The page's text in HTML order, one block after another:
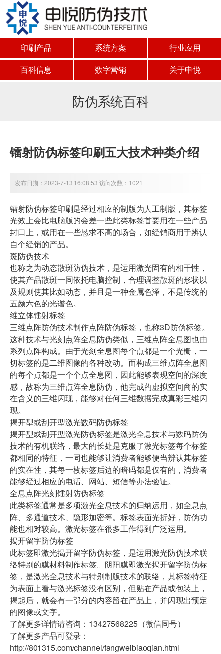
印刷产品 系统方案
行业应用
百科信息
数字营销 关于申悦
防伪系统百科
镭射防伪标签印刷五大技术种类介绍
发布日期：2023-7-13 16:08:53 访问次数：1021
镭射防伪标签印刷是经过相应的制版为人工制版，其标签
光效上会比电脑版的会差一些此类标签首要用在一些产品
封口上，或用在一些恳求不高的场合，如经销商用于辨认
自个经销的产品。
斑防伪技术
也称之为动态散斑防伪技术，是运用激光固有的相干性，
使其产品散斑一同依托电脑控制，合理调整散斑的形状以
及规则使其比如动态，并且是一种金属色泽，不是传统的
五颜六色的光谱色。
维立体镭射标签
三维点阵防伪技术制作点阵防伪标签，也称3D防伪标签。
这种技术与光刻点阵全息防伪类似，三维点阵全息图也由
系列点阵构成。由于光刻全息图每个点都是一个光栅，一
切标签的是二维图像的各种改动。而构成三维点阵全息图
的每个点都是一个个点全息图，因此能够表现空间的深度
感，故称为三维点阵全息防伪，他完成的虚拟空间商的实
在含义的三维闪现，能够对任何三维数据完成真彩三维闪
现。
揭开型或刮开型激光数码防伪标签
揭开型或刮开型激光防伪标签是激光全息技术与数码防伪
技术的有机联络，最大的长处是克服了激光标签每个标签
都相同的特征，一同也能够让消费者能够便当辨认其标签
的实在性，其每一枚标签后边的暗码都是仅有的，消费者
能够经过相应的电话、网站、短信等办法验证。
全息点阵光刻镭射防伪标签
此类标签通常是多项激光全息技术的归纳运用，如全息点
阵、多通道技术、隐形加密等。标签表面光折好，防伪功
能也相对较高。激光标签在很多工作得到广泛运用。
揭开留字防伪标签
此标签即激光揭开留字防伪标签，是运用激光防伪技术联
络特别的膜材料制作标签。阴阳膜即激光揭开留字防伪标
签，是激光全息技术与特别制版技术的联络，其标签特征
为表面上看与激光标签没有区别，但贴在产品或包装上，
揭起后，就会有一部分的内容留在产品上，并闪现出预定
的图像或文字。
了解更多详情请咨询：13427568225（微信同号）
了解更多产品可登录：
http://801315.com/channel/fangweibiaoqian.html